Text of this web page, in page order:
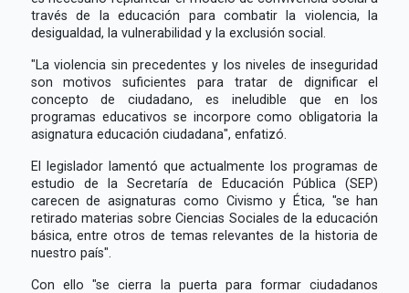
través de la educación para combatir la violencia, la
desigualdad, la vulnerabilidad y la exclusión social.
"La violencia sin precedentes y los niveles de inseguridad
son motivos suficientes para tratar de dignificar el
concepto de ciudadano, es ineludible que en los
programas educativos se incorpore como obligatoria la
asignatura educación ciudadana", enfatizó.
El legislador lamentó que actualmente los programas de
estudio de la Secretaría de Educación Pública (SEP)
carecen de asignaturas como Civismo y Ética, "se han
retirado materias sobre Ciencias Sociales de la educación
básica, entre otros de temas relevantes de la historia de
nuestro país".
Con ello "se cierra la puerta para formar ciudadanos